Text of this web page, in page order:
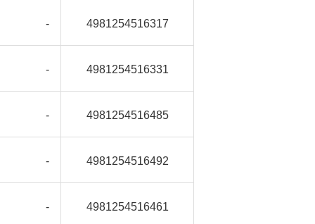
- 4981254516317
- 4981254516331
- 4981254516485
- 4981254516492
- 4981254516461